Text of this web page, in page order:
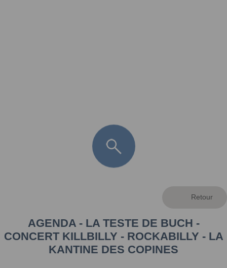
AGENDA - LA TESTE DE BUCH -
CONCERT KILLBILLY - ROCKABILLY - LA
KANTINE DES COPINES